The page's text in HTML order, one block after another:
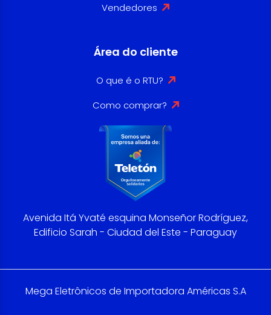
Vendedores
Área do cliente
O que é o RTU?
Como comprar?
Avenida Itá Yvaté esquina Monseñor Rodríguez,
Edificio Sarah - Ciudad del Este - Paraguay
Mega Eletrônicos de Importadora Américas S.A